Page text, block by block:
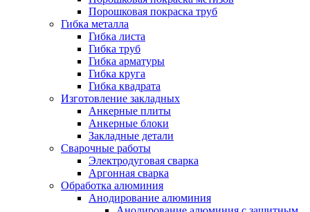
Порошковая покраска труб
Гибка металла
Гибка листа
Гибка труб
Гибка арматуры
Гибка круга
Гибка квадрата
Изготовление закладных
Анкерные плиты
Анкерные блоки
Закладные детали
Сварочные работы
Электродуговая сварка
Аргонная сварка
Обработка алюминия
Анодирование алюминия